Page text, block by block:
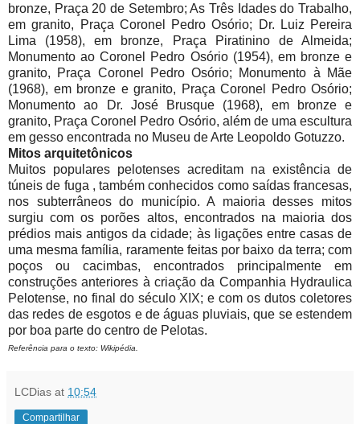
bronze, Praça 20 de Setembro; As Três Idades do Trabalho,
em granito, Praça Coronel Pedro Osório; Dr. Luiz Pereira
Lima (1958), em bronze, Praça Piratinino de Almeida;
Monumento ao Coronel Pedro Osório (1954), em bronze e
granito, Praça Coronel Pedro Osório; Monumento à Mãe
(1968), em bronze e granito, Praça Coronel Pedro Osório;
Monumento ao Dr. José Brusque (1968), em bronze e
granito, Praça Coronel Pedro Osório, além de uma escultura
em gesso encontrada no Museu de Arte Leopoldo Gotuzzo.
Mitos arquitetônicos
Muitos populares pelotenses acreditam na existência de
túneis de fuga , também conhecidos como saídas francesas,
nos subterrâneos do município. A maioria desses mitos
surgiu com os porões altos, encontrados na maioria dos
prédios mais antigos da cidade; às ligações entre casas de
uma mesma família, raramente feitas por baixo da terra; com
poços ou cacimbas, encontrados principalmente em
construções anteriores à criação da Companhia Hydraulica
Pelotense, no final do século XIX; e com os dutos coletores
das redes de esgotos e de águas pluviais, que se estendem
por boa parte do centro de Pelotas.
Referência para o texto: Wikipédia.
LCDias at 10:54
Compartilhar